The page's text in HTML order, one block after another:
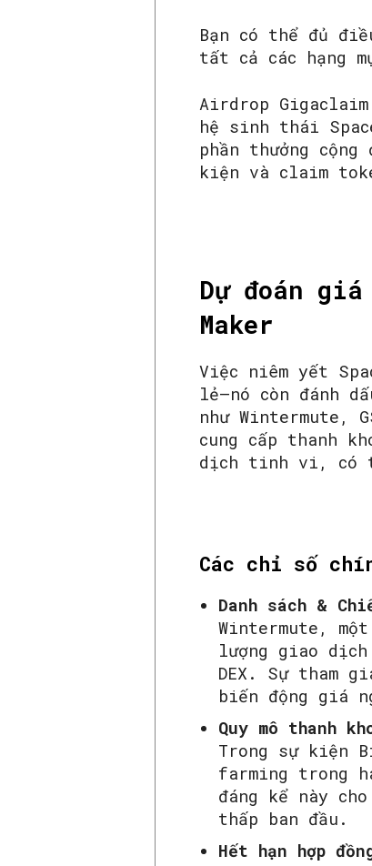
Bạn có thể đủ
tất cả các hạng
Airdrop
hệ sinh thái
phần thưởng
kiện và claim
Dự đoán
Maker
Việc niêm yết
lẻ—nó còn đánh
như Wintermute,
cung cấp thanh
dịch tinh vi, có
Các chỉ số
Danh sách &
Wintermute,
lượng giao
DEX. Sự tham
biến động giá
Quy mô thanh
Trong sự kiện
farming trong
đáng kể này
thấp ban đầu.
Hết hạn hợp